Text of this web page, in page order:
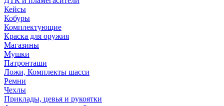
Кейсы
Кобуры
Комплектующие
Краска для оружия
Магазины
Мушки
Патронташи
Ложи, Комплекты шасси
Ремни
Чехлы
Приклады, цевья и рукоятки